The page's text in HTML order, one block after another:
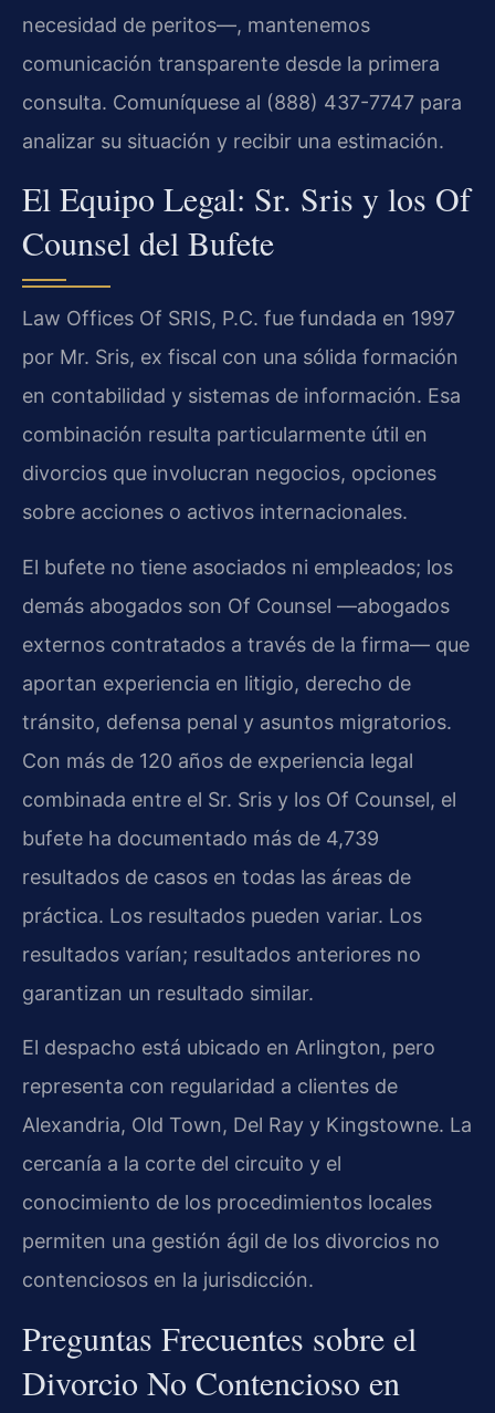
necesidad de peritos—, mantenemos
comunicación transparente desde la primera
consulta. Comuníquese al (888) 437-7747 para
analizar su situación y recibir una estimación.
El Equipo Legal: Sr. Sris y los Of
Counsel del Bufete
Law Offices Of SRIS, P.C. fue fundada en 1997
por Mr. Sris, ex fiscal con una sólida formación
en contabilidad y sistemas de información. Esa
combinación resulta particularmente útil en
divorcios que involucran negocios, opciones
sobre acciones o activos internacionales.
El bufete no tiene asociados ni empleados; los
demás abogados son Of Counsel —abogados
externos contratados a través de la firma— que
aportan experiencia en litigio, derecho de
tránsito, defensa penal y asuntos migratorios.
Con más de 120 años de experiencia legal
combinada entre el Sr. Sris y los Of Counsel, el
bufete ha documentado más de 4,739
resultados de casos en todas las áreas de
práctica. Los resultados pueden variar. Los
resultados varían; resultados anteriores no
garantizan un resultado similar.
El despacho está ubicado en Arlington, pero
representa con regularidad a clientes de
Alexandria, Old Town, Del Ray y Kingstowne. La
cercanía a la corte del circuito y el
conocimiento de los procedimientos locales
permiten una gestión ágil de los divorcios no
contenciosos en la jurisdicción.
Preguntas Frecuentes sobre el
Divorcio No Contencioso en